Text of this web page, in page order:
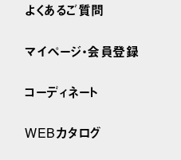
よくあるご質問
マイページ・会員登録
コーディネート
WEBカタログ